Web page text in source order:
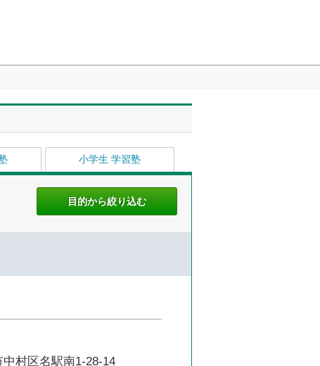
小学生 学習塾
村区名駅南1-28-14